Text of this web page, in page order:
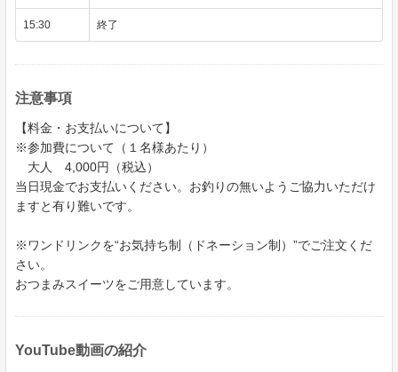
15:30 終了
注意事項
【料金・お支払いについて】
※参加費について（１名様あたり）
大人 4,000円（税込）
当日現金でお支払いください。お釣りの無いようご協力いただけ
ますと有り難いです。
※ワンドリンクを“お気持ち制（ドネーション制）”でご注文くだ
さい。
おつまみスイーツをご用意しています。
YouTube動画の紹介